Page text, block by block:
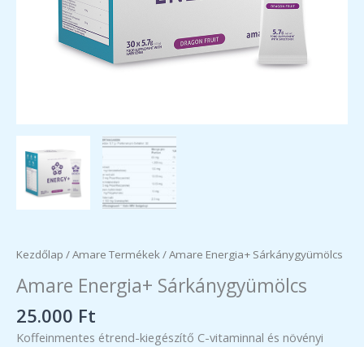
Kezdőlap /Amare Termékek/ Amare Energia+ Sárkánygyümölcs
Amare Energia+ Sárkánygyümölcs
25.000 Ft
Koffeinmentes étrend-kiegészítő C-vitaminnal és növényi